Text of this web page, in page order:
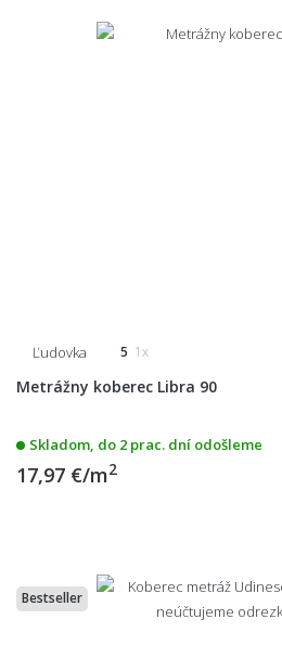
Ľudovka 5 1x
Metrážny koberec Libra 90
Skladom, do 2 prac. dní odošleme
17,97 €/m2
Bestseller